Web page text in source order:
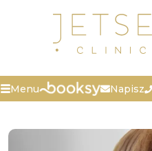
Menu Napisz